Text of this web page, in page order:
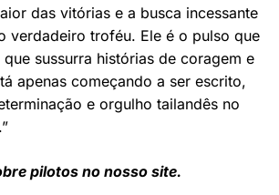
das vitórias e a busca incessante
verdadeiro troféu. Ele é o pulso que
sussurra histórias de coragem e
apenas começando a ser escrito,
e orgulho tailandês no
pilotos no nosso site.